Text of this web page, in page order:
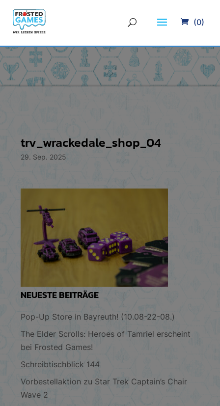
(0)
trv_wrackedale_shop_04
29. Sep. 2025
NEUESTE BEITRÄGE
Pop-Up Store in Bayreuth! (10.08-22-08.)
The Elder Scrolls: Heroes of Tamriel erscheint
bei Frosted Games!
Schreibtischblick 144
Vorbestellaktion zu Star Trek Captain’s Chair
Wave 2